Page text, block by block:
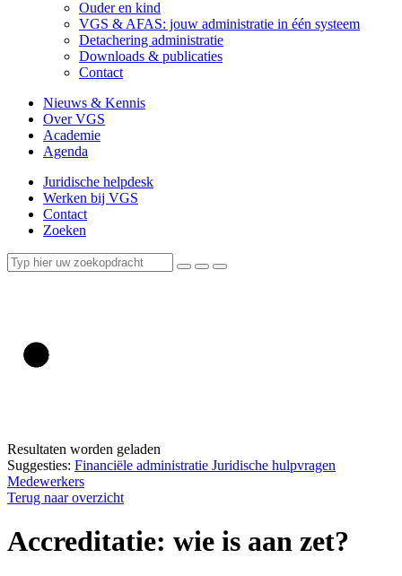
Ouder en kind
VGS & AFAS: jouw administratie in één systeem
Detachering administratie
Downloads & publicaties
Contact
Nieuws & Kennis
Over VGS
Academie
Agenda
Juridische helpdesk
Werken bij VGS
Contact
Zoeken
Resultaten worden geladen
Suggesties: Financiële administratie Juridische hulpvragen
Medewerkers
Terug naar overzicht
Accreditatie: wie is aan zet?